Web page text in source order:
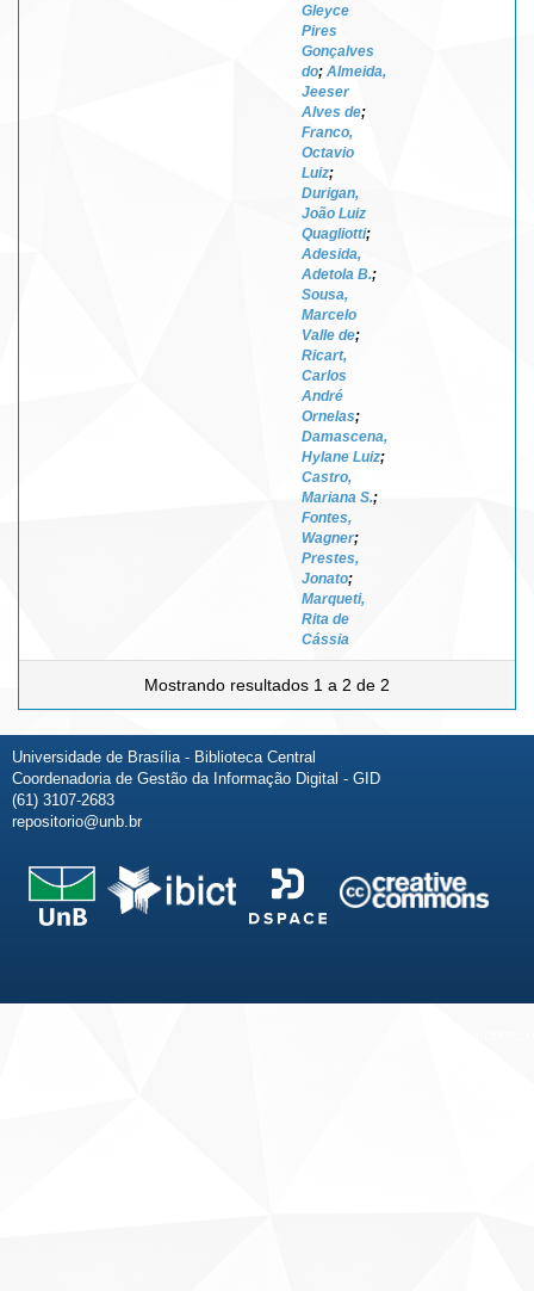
Gleyce
Pires
Gonçalves
do; Almeida,
Jeeser
Alves de;
Franco,
Octavio
Luiz;
Durigan,
João Luiz
Quagliotti;
Adesida,
Adetola B.;
Sousa,
Marcelo
Valle de;
Ricart,
Carlos
André
Ornelas;
Damascena,
Hylane Luiz;
Castro,
Mariana S.;
Fontes,
Wagner;
Prestes,
Jonato;
Marqueti,
Rita de
Cássia
Mostrando resultados 1 a 2 de 2
Universidade de Brasília - Biblioteca Central
Coordenadoria de Gestão da Informação Digital - GID
(61) 3107-2683
repositorio@unb.br